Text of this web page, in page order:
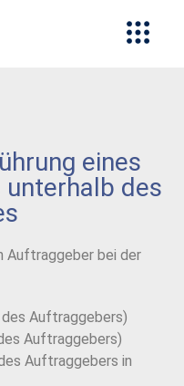
eines
des
Auftraggeber bei der
Auftraggebers)
Auftraggebers)
Auftraggebers in